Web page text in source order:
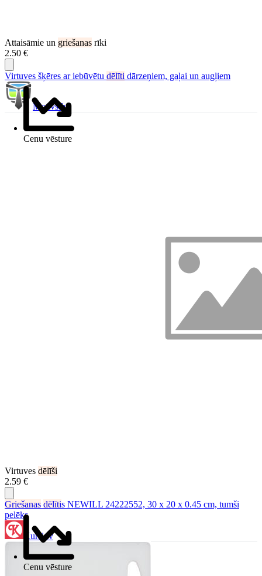
Attaisāmie un griešanas rīki
2.50 €
Cenu vēsture
Virtuves šķēres ar iebūvētu dēlīti dārzeņiem, gaļai un augļiem
Motivs.lv
Virtuves dēlīši
2.59 €
Cenu vēsture
Griešanas dēlītis NEWILL 24222552, 30 x 20 x 0.45 cm, tumši
pelēks
Kursi.lv